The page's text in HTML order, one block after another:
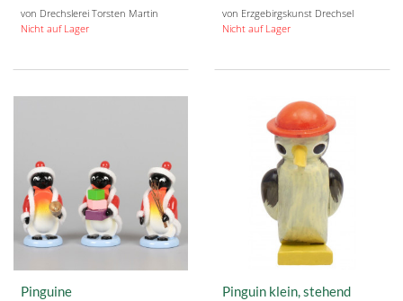
von Drechslerei Torsten Martin
Nicht auf Lager
von Erzgebirgskunst Drechsel
Nicht auf Lager
Pinguine
Pinguin klein, stehend